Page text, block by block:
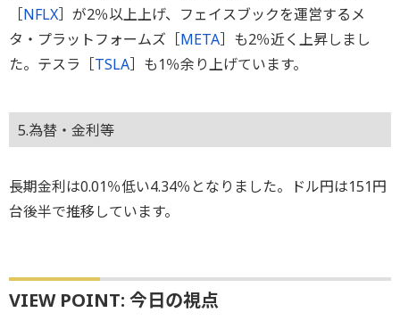
［NFLX］が2％以上上げ、フェイスブックを運営するメ
タ・プラットフォームズ［META］も2％近く上昇しまし
た。テスラ［TSLA］も1％余り上げています。
5.為替・金利等
長期金利は0.01％低い4.34％となりました。ドル円は151円
台後半で推移しています。
VIEW POINT: 今日の視点